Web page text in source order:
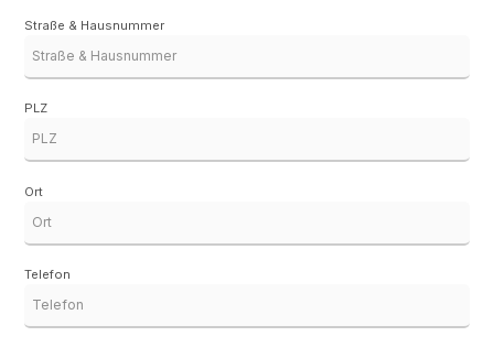
Straße & Hausnummer
PLZ
Ort
Telefon